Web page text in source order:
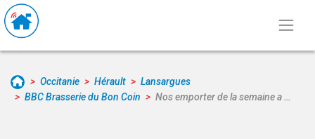
Occitanie Hérault
Lansargues
BBC Brasserie du Bon Coin
Nos emporter de la semaine a …